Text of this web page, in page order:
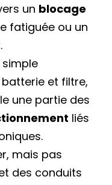
un blocage
fatiguée ou un
simple
et filtre,
une partie des
liés
mais pas
des conduits